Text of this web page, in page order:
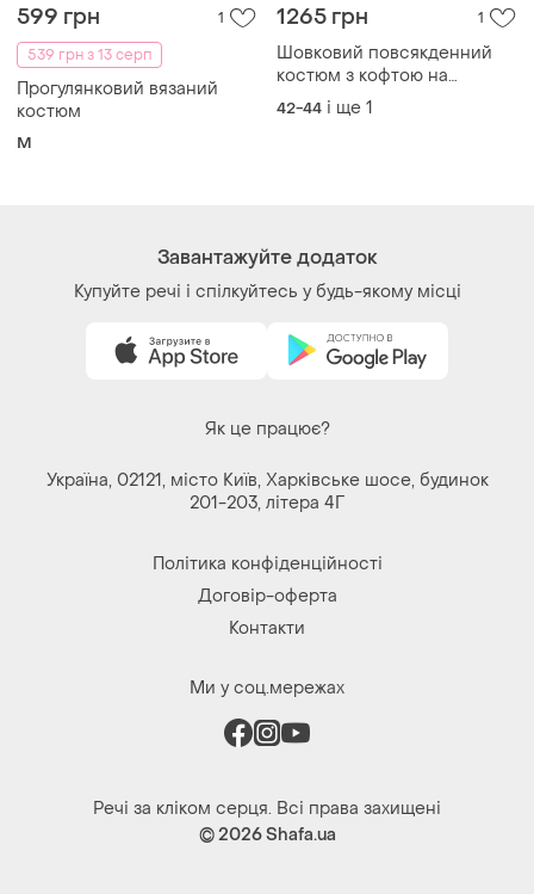
599 грн
1
539 грн з 13 серп
Прогулянковий вязаний
костюм
M
1265 грн 1
Шовковий повсякденний
костюм з кофтою на
блискавці з об'ємними
рукавами з вільними
42-44 і ще 1
Завантажуйте додаток
Купуйте речі і спілкуйтесь у будь-якому місці
Як це працює?
Україна, 02121, місто Київ, Харківське шосе, будинок
201-203, літера 4Г
Політика конфіденційності
Договір-оферта
Контакти
Ми у соц.мережах
Речі за кліком серця. Всі права захищені
© 2026Shafa.ua